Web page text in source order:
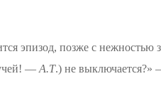
эпизод, позже с нежностью
— А.Т.) не выключается?»